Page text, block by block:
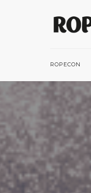
ROPECON